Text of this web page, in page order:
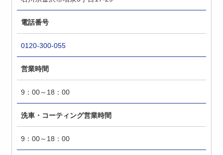
電話番号
0120-300-055
営業時間
9：00～18：00
洗車・コーティング営業時間
9：00～18：00